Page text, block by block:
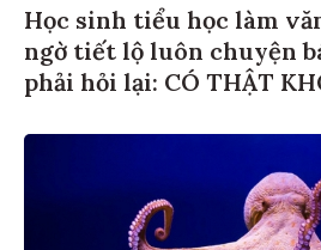
Học sinh tiểu học làm
ngờ tiết lộ luôn chuyện
phải hỏi lại: CÓ THẬT